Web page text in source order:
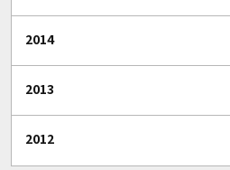
2014
2013
2012